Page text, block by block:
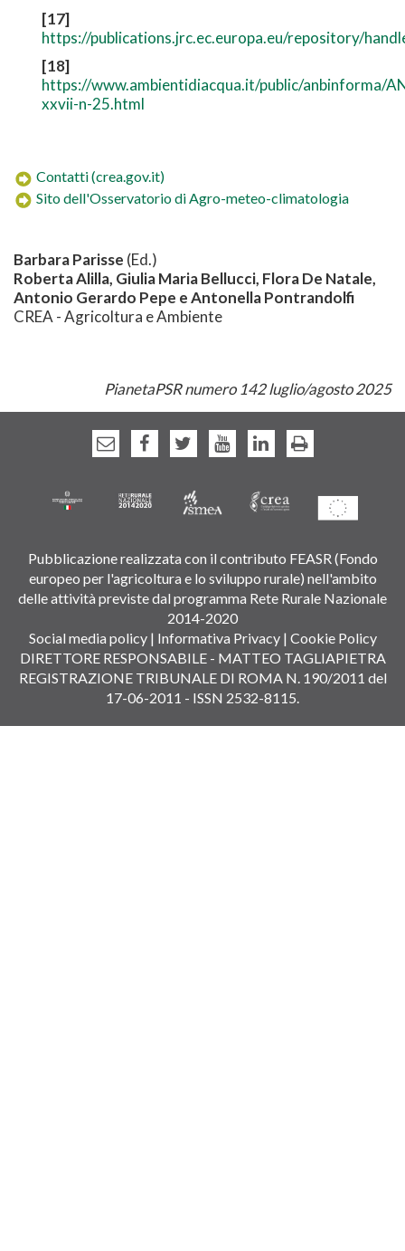
[17]
https://publications.jrc.ec.europa.eu/repository/
[18]
https://www.ambientidiacqua.it/public/anbinforma/
xxvii-n-25.html
Contatti (crea.gov.it)
Sito dell'Osservatorio di Agro-meteo-climatologia
Barbara Parisse (Ed.)
Roberta Alilla, Giulia Maria Bellucci, Flora De Natale,
Antonio Gerardo Pepe e Antonella Pontrandolfi
CREA - Agricoltura e Ambiente
PianetaPSR numero 142 luglio/agosto 2025
Pubblicazione realizzata con il contributo FEASR (Fondo
europeo per l'agricoltura e lo sviluppo rurale) nell'ambito
delle attività previste dal programma Rete Rurale Nazionale
2014-2020
Social media policy| Informativa Privacy| Cookie Policy
DIRETTORE RESPONSABILE - MATTEO TAGLIAPIETRA
REGISTRAZIONE TRIBUNALE DI ROMA N. 190/2011 del
17-06-2011 - ISSN 2532-8115.